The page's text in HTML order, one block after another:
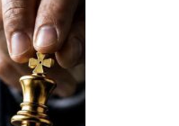
03:22:
сейчас охота? нашли
выписать и разрешение
в 02:24: